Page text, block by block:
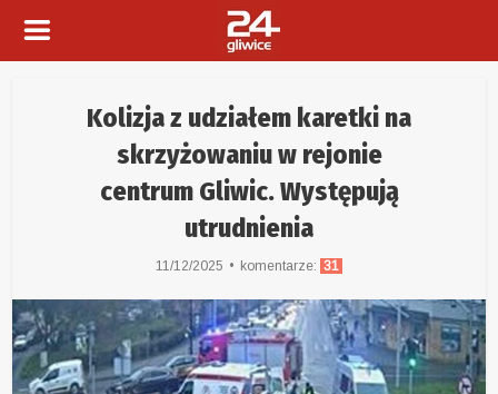
Kolizja z udziałem karetki na
skrzyżowaniu w rejonie
centrum Gliwic. Występują
utrudnienia
11/12/2025 komentarze: 31